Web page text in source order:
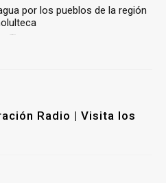
por los pueblos de la región
Radio | Visita los